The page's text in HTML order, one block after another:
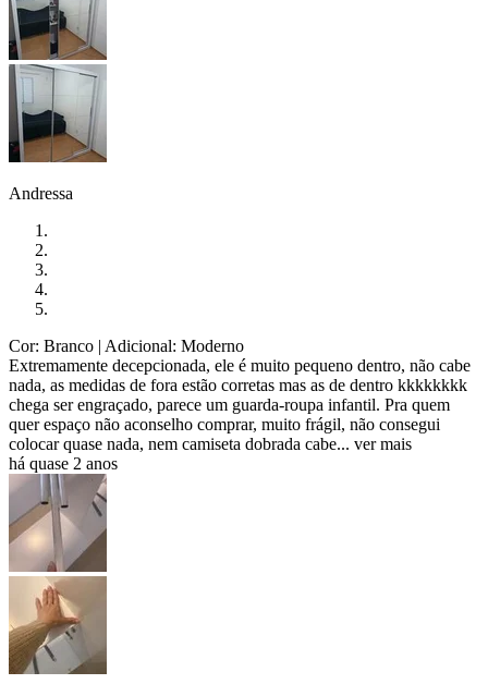
Andressa
Cor: Branco | Adicional: Moderno
Extremamente decepcionada, ele é muito pequeno dentro, não cabe
nada, as medidas de fora estão corretas mas as de dentro kkkkkkkk
chega ser engraçado, parece um guarda-roupa infantil. Pra quem
quer espaço não aconselho comprar, muito frágil, não consegui
colocar quase nada, nem camiseta dobrada cabe... ver mais
há quase 2 anos